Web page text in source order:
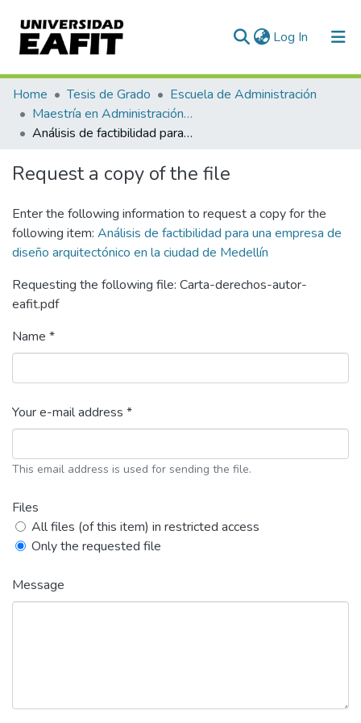
Log In (current)
Communities & Collections
All of DSpace
Home Tesis de Grado
Escuela de Administración
Maestría en Administración - MBA (tesis)
Análisis de factibilidad para una empresa de diseño arquitectónico en la ciudad de Medellín
Request a copy of the file
Enter the following information to request a copy for the
following item: Análisis de factibilidad para una empresa de
diseño arquitectónico en la ciudad de Medellín
Requesting the following file: Carta-derechos-autor-
eafit.pdf
Name *
Your e-mail address *
This email address is used for sending the file.
Files
All files (of this item) in restricted access
Only the requested file
Message